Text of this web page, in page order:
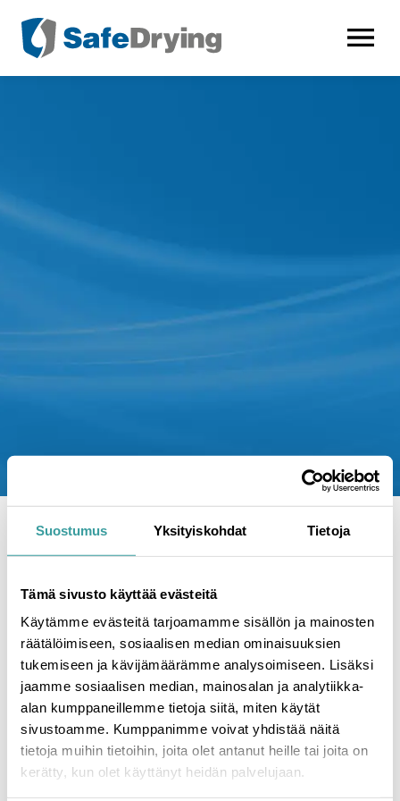
Suostumus Yksityiskohdat Tietoja
Tämä sivusto käyttää evästeitä
Käytämme evästeitä tarjoamamme sisällön ja mainosten
räätälöimiseen, sosiaalisen median ominaisuuksien
tukemiseen ja kävijämäärämme analysoimiseen. Lisäksi
jaamme sosiaalisen median, mainosalan ja analytiikka-
alan kumppaneillemme tietoja siitä, miten käytät
sivustoamme. Kumppanimme voivat yhdistää näitä
tietoja muihin tietoihin, joita olet antanut heille tai joita on
kerätty, kun olet käyttänyt heidän palvelujaan.
Kiinteistömessuilla 8.–9.10.
SafeDrying mukana
Kiinteistömessuilla 8.–
9.10.
23.9.2025
Tervetuloa Kiinteistömessuille 8.–9.10. tutustumaan
ainutlaatuiseen SafeDrying-kuivanapitojärjestelmään